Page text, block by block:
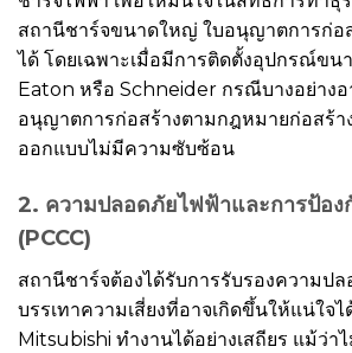
สถานีชาร์จขนาดใหญ่ ใบอนุญาตการก่อ
ได้ โดยเฉพาะเมื่อมีการติดตั้งอุปกรณ์ขน
Eaton หรือ Schneider กรณีบางอย่างอ
อนุญาตการก่อสร้างตามกฎหมายก่อสร้า
ออกแบบไม่มีความซับซ้อน
2. ความปลอดภัยไฟฟ้าและการป้อ
(PCCC)
สถานีชาร์จต้องได้รับการรับรองความปล
บรรเทาความเสี่ยงที่อาจเกิดขึ้นให้แน่ใจ
Mitsubishi ทำงานได้อย่างเสถียร แม้ว่า